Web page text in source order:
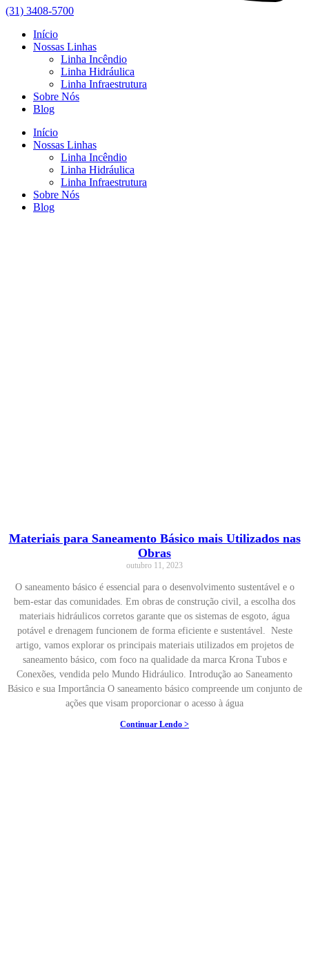
(31) 3408-5700
Início
Nossas Linhas
Linha Incêndio
Linha Hidráulica
Linha Infraestrutura
Sobre Nós
Blog
Início
Nossas Linhas
Linha Incêndio
Linha Hidráulica
Linha Infraestrutura
Sobre Nós
Blog
Materiais para Saneamento Básico mais Utilizados nas
Obras
outubro 11, 2023
O saneamento básico é essencial para o desenvolvimento sustentável e o
bem-estar das comunidades. Em obras de construção civil, a escolha dos
materiais hidráulicos corretos garante que os sistemas de esgoto, água
potável e drenagem funcionem de forma eficiente e sustentável. Neste
artigo, vamos explorar os principais materiais utilizados em projetos de
saneamento básico, com foco na qualidade da marca Krona Tubos e
Conexões, vendida pelo Mundo Hidráulico. Introdução ao Saneamento
Básico e sua Importância O saneamento básico compreende um conjunto de
ações que visam proporcionar o acesso à água
Continuar Lendo >